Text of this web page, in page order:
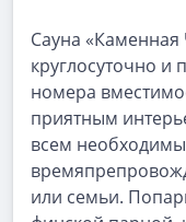
Сауна
круглосуточно и
номера
приятным
всем
или семьи.